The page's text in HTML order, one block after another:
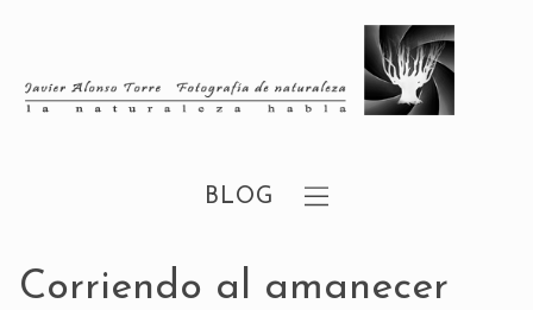
BLOG
Corriendo al amanecer